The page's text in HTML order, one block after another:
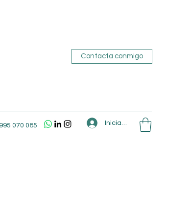
Contacta conmigo
070 085 Iniciar sesión